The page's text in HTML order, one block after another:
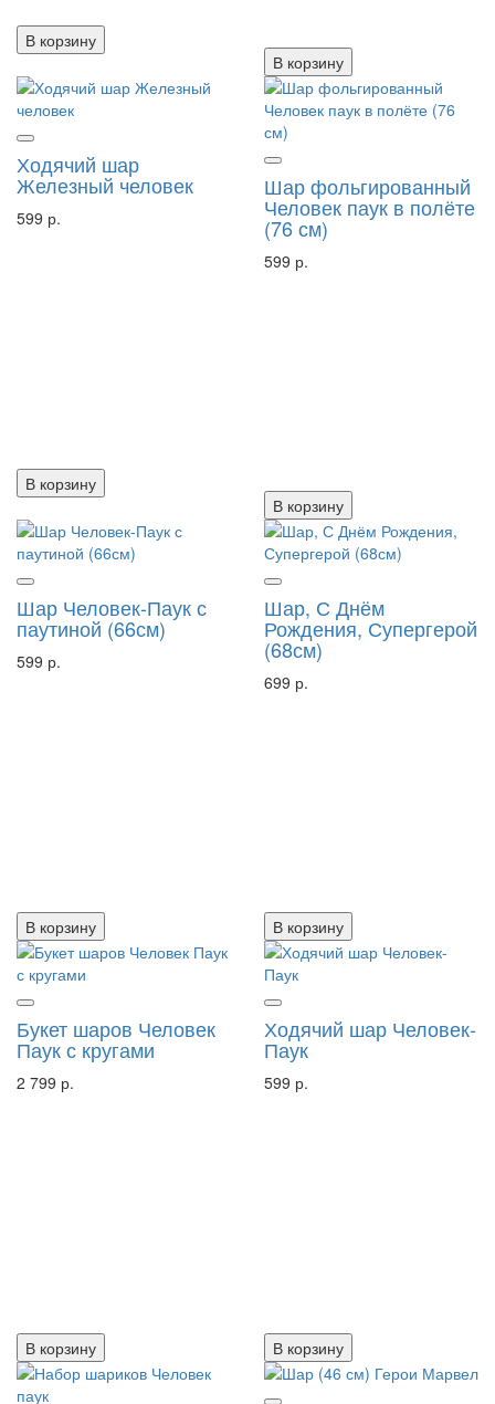
В корзину
В корзину
Ходячий шар
Железный человек
599 р.
В корзину
Шар фольгированный
Человек паук в полёте
(76 см)
599 р.
В корзину
Шар Человек-Паук с
паутиной (66см)
599 р.
В корзину
Шар, С Днём
Рождения, Супергерой
(68см)
699 р.
В корзину
Букет шаров Человек
Паук с кругами
2 799 р.
В корзину
Ходячий шар Человек-
Паук
599 р.
В корзину